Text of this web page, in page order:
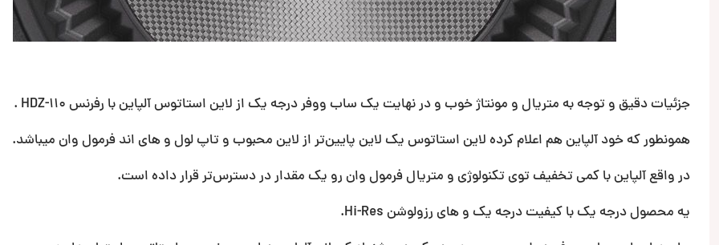
جزئیات دقیق و توجه به متریال و مونتاژ خوب و در نهایت یک ساب ووفر درجه یک از لاین استاتوس آلپاین با رفرنس HDZ-110 .
همونطور که خود آلپاین هم اعلام کرده لاین استاتوس یک لاین پایین‌تر از لاین محبوب و تاپ لول و های اند فرمول وان میباشد.
در واقع آلپاین با کمی تخفیف توی تکنولوژی و متریال فرمول وان رو یک مقدار در دسترس‌تر قرار داده است.
یه محصول درجه یک با کیفیت درجه یک و های رزولوشن Hi-Res.